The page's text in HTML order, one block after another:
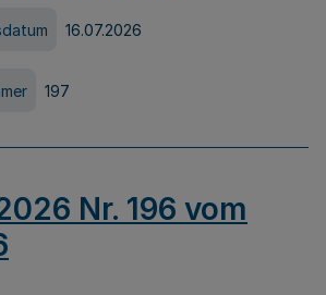
16.07.2026
197
Nr. 196 vom